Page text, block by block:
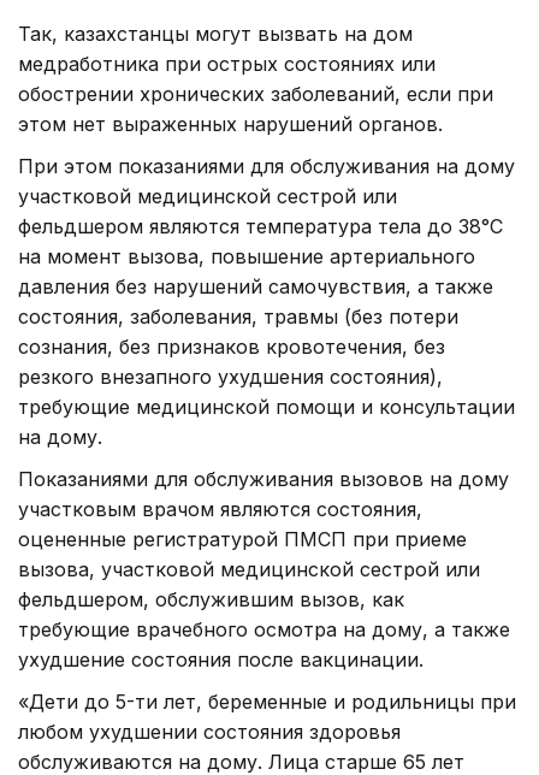
Так, казахстанцы могут вызвать на дом
медработника при острых состояниях или
обострении хронических заболеваний, если при
этом нет выраженных нарушений органов.
При этом показаниями для обслуживания на дому
участковой медицинской сестрой или
фельдшером являются температура тела до 38°С
на момент вызова, повышение артериального
давления без нарушений самочувствия, а также
состояния, заболевания, травмы (без потери
сознания, без признаков кровотечения, без
резкого внезапного ухудшения состояния),
требующие медицинской помощи и консультации
на дому.
Показаниями для обслуживания вызовов на дому
участковым врачом являются состояния,
оцененные регистратурой ПМСП при приеме
вызова, участковой медицинской сестрой или
фельдшером, обслужившим вызов, как
требующие врачебного осмотра на дому, а также
ухудшение состояния после вакцинации.
«Дети до 5-ти лет, беременные и родильницы при
любом ухудшении состояния здоровья
обслуживаются на дому. Лица старше 65 лет